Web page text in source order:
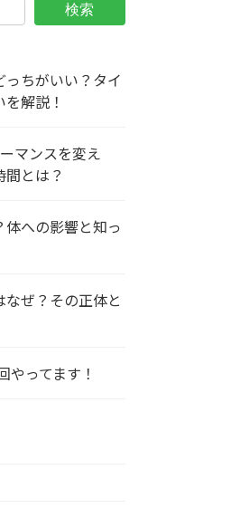
検索
ちがいい？タイ
解説！
マンスを変え
間とは？
体への影響と知っ
ぜ？その正体と
やってます！